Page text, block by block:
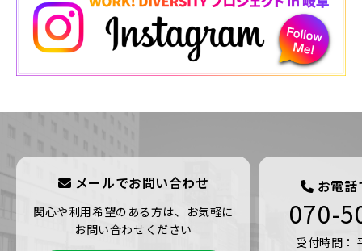
メールでお問い合わせ
関心や利用希望のある方は、お気軽に
お問い合わせください
お電
070-
受付時間：